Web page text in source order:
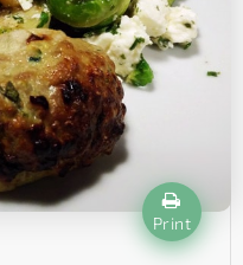
Print